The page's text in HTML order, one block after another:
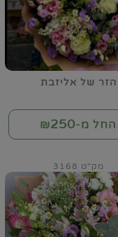
הזר של אליזבת
החל מ-₪250
מק"ט 3168